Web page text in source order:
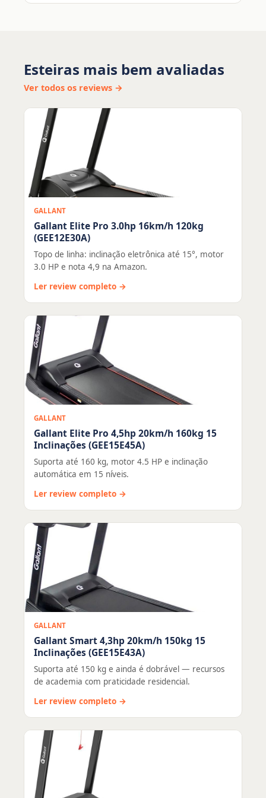
Esteiras mais bem avaliadas
Ver todos os reviews →
GALLANT
Gallant Elite Pro 3.0hp 16km/h 120kg
(GEE12E30A)
Topo de linha: inclinação eletrônica até 15°, motor
3.0 HP e nota 4,9 na Amazon.
Ler review completo →
GALLANT
Gallant Elite Pro 4,5hp 20km/h 160kg 15
Inclinações (GEE15E45A)
Suporta até 160 kg, motor 4.5 HP e inclinação
automática em 15 níveis.
Ler review completo →
GALLANT
Gallant Smart 4,3hp 20km/h 150kg 15
Inclinações (GEE15E43A)
Suporta até 150 kg e ainda é dobrável — recursos
de academia com praticidade residencial.
Ler review completo →